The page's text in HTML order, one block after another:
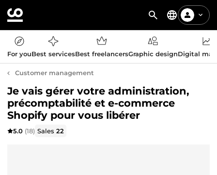
For youBest servicesBest freelancersGraphic designDigital
Customer management
Je vais gérer votre administration,
précomptabilité et e-commerce
Shopify pour vous libérer
5.0 (18) Sales22